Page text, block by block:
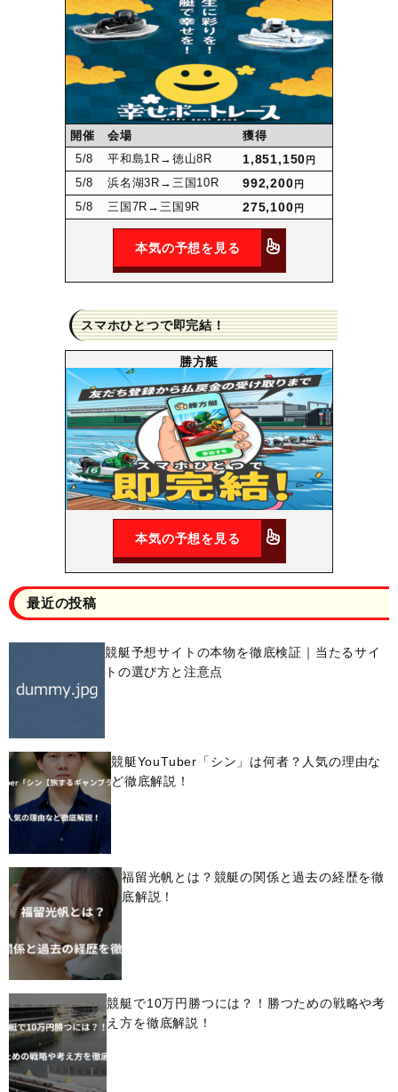
開催 会場
獲得
5/8 平和島1R →徳山8R 1,851,150 円
5/8 浜名湖3R →三国10R 992,200 円
5/8 三国7R →三国9R 275,100 円
本気の予想を見る
スマホひとつで即完結！
勝方艇
本気の予想を見る
最近の投稿
競艇予想サイトの本物を徹底検証｜当たるサイ
トの選び方と注意点
競艇YouTuber「シン」は何者？人気の理由な
ど徹底解説！
福留光帆とは？競艇の関係と過去の経歴を徹
底解説！
競艇で10万円勝つには？！勝つための戦略や考
え方を徹底解説！